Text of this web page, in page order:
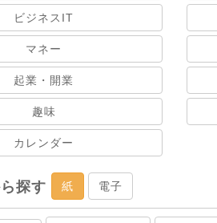
ビジネスIT
マネー
起業・開業
趣味
カレンダー
探す 紙 電子